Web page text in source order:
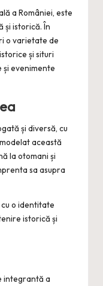
a României, este
și istorică. În
o varietate de
și situri
și evenimente
și diversă, cu
această
la otomani și
sa asupra
o identitate
istorică și
integrantă a